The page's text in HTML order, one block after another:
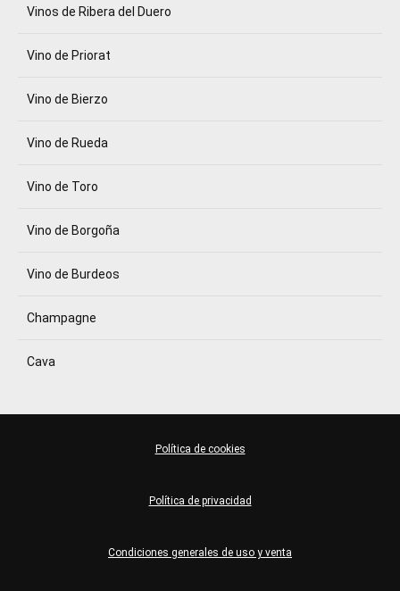
Vinos de Ribera del Duero
Vino de Priorat
Vino de Bierzo
Vino de Rueda
Vino de Toro
Vino de Borgoña
Vino de Burdeos
Champagne
Cava
Condiciones generales de uso y venta
Política de privacidad
Política de cookies